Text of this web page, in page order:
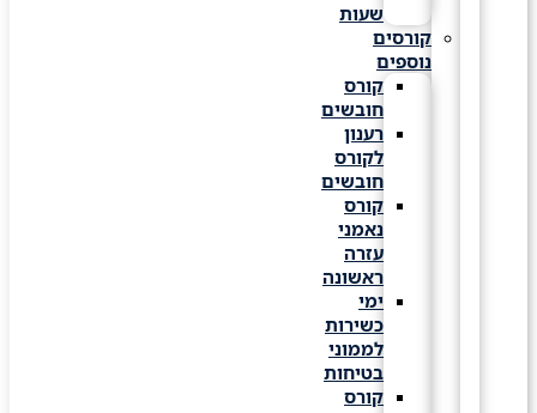
שעות
קורסים
נוספים
קורס
חובשים
רענון
לקורס
חובשים
קורס
נאמני
עזרה
ראשונה
ימי
כשירות
לממוני
בטיחות
קורס